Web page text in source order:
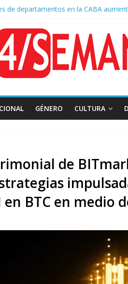
de departamentos en la CABA
defendió la Ley de Tierras y lamentó
su postura: rechaza cambios en
y fuertes ráfagas de viento:
GÉNERO CULTURA
de
BTC en medio